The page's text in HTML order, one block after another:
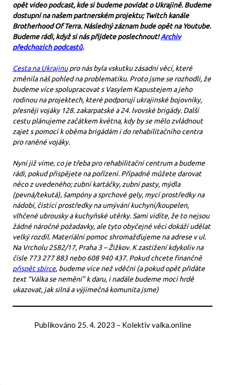
opět video podcast, kde si budeme povídat o Ukrajině. Budeme
dostupní na našem partnerském projektu; Twitch kanále
Brotherhood Of Terra. Následný záznam bude opět na Youtube.
Budeme rádi, když si nás přijdete poslechnout!Archiv
předchozích podcastů.
Cesta na Ukrajinupro nás byla vskutku zásadní věcí, které
změnila náš pohled na problematiku. Proto jsme se rozhodli, že
budeme více spolupracovat s Vasylem Kapustejem a jeho
rodinou na projektech, které podporují ukrajinské bojovníky,
přesněji vojáky 128. zakarpatské a 24. lvovské brigády. Další
cestu plánujeme začátkem května, kdy by se mělo zvládnout
zajet s pomocí k oběma brigádám i do rehabilitačního centra
pro raněné vojáky.
Nyní již víme, co je třeba pro rehabilitační centrum a budeme
rádi, pokud přispějete na pořízení. Případně můžete darovat
něco z uvedeného; zubní kartáčky, zubní pasty, mýdla
(pevná/tekutá), šampóny a sprchové gely, mycí prostředky na
nádobí, čistící prostředky na umývání kuchyní/koupelen,
vlhčené ubrousky a kuchyňské utěrky. Sami vidíte, že to nejsou
žádné náročné požadavky, ale tyto obyčejné věci dokáží udělat
velký rozdíl. Materiální pomoc shromažďujeme na adrese v ul.
Na Vrcholu 2582/17, Praha 3 – Žižkov. K zastižení kdykoliv na
čísle 773 277 883 nebo 608 940 437. Pokud chcete finančně
přispět sbírce, budeme více než vděčni (a pokud opět přidáte
text “Válka se nemění” k daru, i nadále budeme moci hrdě
ukazovat, jak silná a výjimečná komunita jsme)
Publikováno 25. 4. 2023 – Kolektiv valka.online